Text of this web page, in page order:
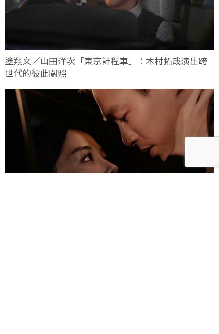
塗翔文／山田洋次「東京計程車」：木村拓哉演出跨
世代的彼此關照